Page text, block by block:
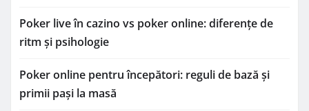
Poker live în cazino vs poker online: diferențe de
ritm și psihologie
Poker online pentru începători: reguli de bază și
primii pași la masă